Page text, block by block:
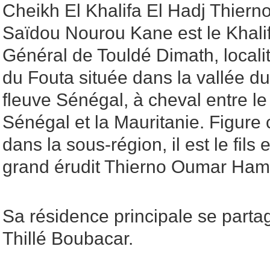
Cheikh El Khalifa El Hadj
Saïdou Nourou Kane est le
Général de Touldé Dimath,
du Fouta située dans la vallée du
fleuve Sénégal, à cheval entre le
Sénégal et la Mauritanie. Figure
dans la sous-région, il est le fils
grand érudit Thierno Oumar
Sa résidence principale se
Thillé Boubacar.